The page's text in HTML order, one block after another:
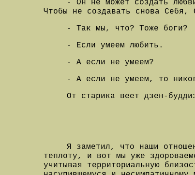
- Он не может создать
Чтобы не создавать снова Себя,
- Так мы, что? Тоже боги?
- Если умеем любить.
- А если не умеем?
- А если не умеем, то
От старика веет дзен-
Я заметил, что наши
теплоту, и вот мы уже
учитывая территориальную